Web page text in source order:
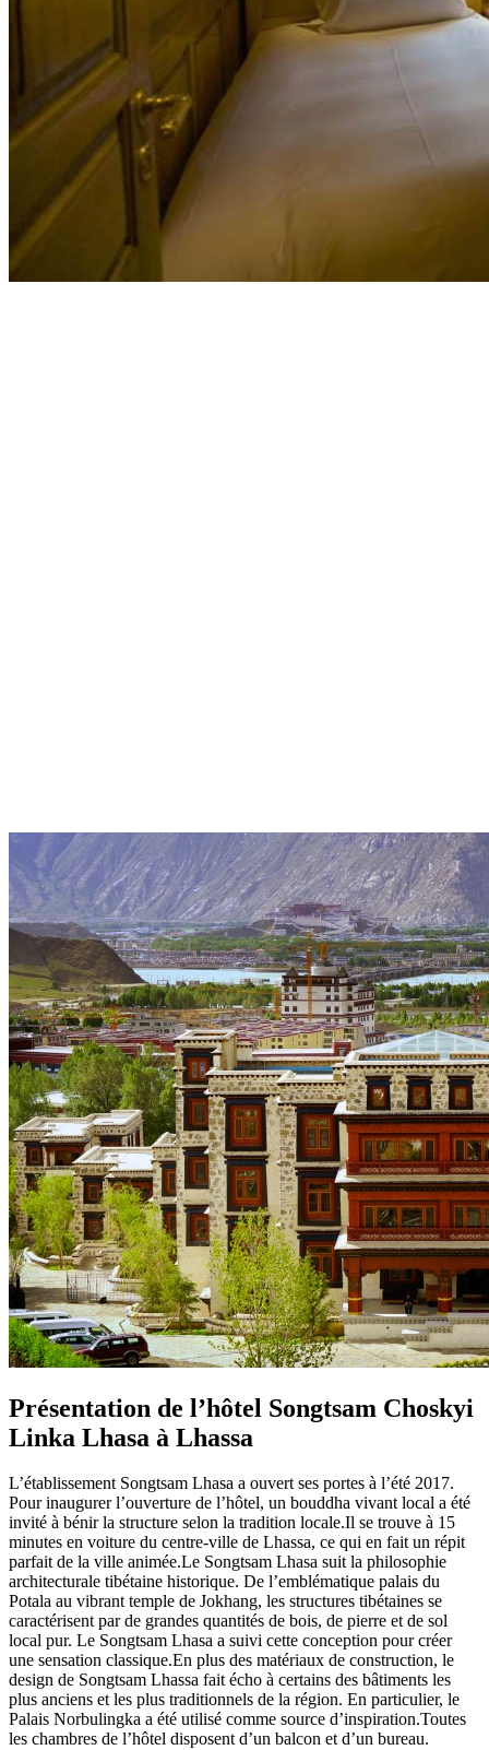
Présentation de l’hôtel Songtsam Choskyi
Linka Lhasa à Lhassa
L’établissement Songtsam Lhasa a ouvert ses portes à l’été 2017.
Pour inaugurer l’ouverture de l’hôtel, un bouddha vivant local a été
invité à bénir la structure selon la tradition locale.Il se trouve à 15
minutes en voiture du centre-ville de Lhassa, ce qui en fait un répit
parfait de la ville animée.Le Songtsam Lhasa suit la philosophie
architecturale tibétaine historique. De l’emblématique palais du
Potala au vibrant temple de Jokhang, les structures tibétaines se
caractérisent par de grandes quantités de bois, de pierre et de sol
local pur. Le Songtsam Lhasa a suivi cette conception pour créer
une sensation classique.En plus des matériaux de construction, le
design de Songtsam Lhassa fait écho à certains des bâtiments les
plus anciens et les plus traditionnels de la région. En particulier, le
Palais Norbulingka a été utilisé comme source d’inspiration.Toutes
les chambres de l’hôtel disposent d’un balcon et d’un bureau.